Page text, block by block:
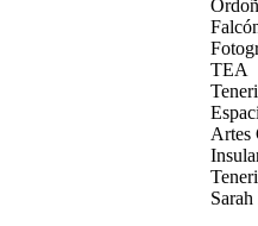
TEA
Artes